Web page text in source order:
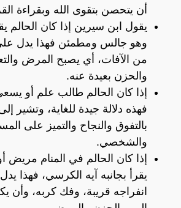
أن يتحصن بتقوى الله وبقراءة
يقول ابن سيرين إذا كان الحالم
وهو جالس ومطمئن فهذا يدل
من الآفات، أي يصبح المرض
والحزن بعيدة عنه.
إذا كان الحالم طالب علم أو
فهذه دلالة جيدة للغاية، وتشير
بالتفوق والنجاح والتميز على
والشخصي.
إذا كان الحالم في المنام
يقرأ بجانبه آيه الكرسي، فهذا
انفراجه قريبة، وفك كربه،